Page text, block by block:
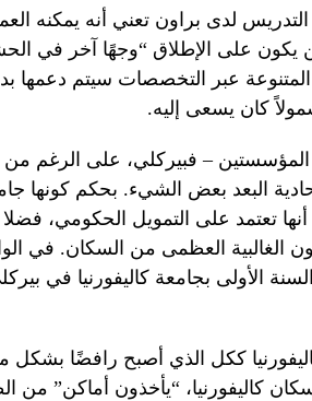
لدى براون تعني أنه يمكنه
على الإطلاق “وجهًا آخر في
عبر التخصصات سيتم دعمها
كان يسعى إليه.
المؤسستين – فبيركلي، على الرغم من
البعد بعض الشيء. بحكم كونها
تعتمد على التمويل الحكومي،
الغالبية العظمى من السكان. في
في السنة الأولى بجامعة كاليفورنيا في
ككل الذي أصبح رافضًا بشكل
كاليفورنيا، “يأخذون أماكن” من